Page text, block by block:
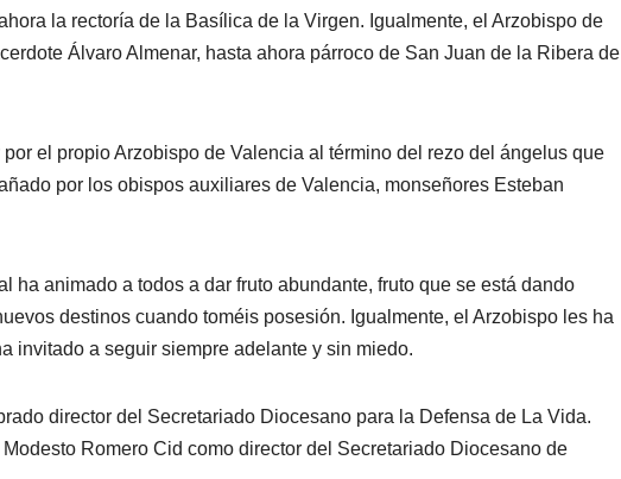
la rectoría de la Basílica de la Virgen. Igualmente, el Arzobispo de
Álvaro Almenar, hasta ahora párroco de San Juan de la Ribera de
el propio Arzobispo de Valencia al término del rezo del ángelus que
por los obispos auxiliares de Valencia, monseñores Esteban
animado a todos a dar fruto abundante, fruto que se está dando
destinos cuando toméis posesión. Igualmente, el Arzobispo les ha
a seguir siempre adelante y sin miedo.
director del Secretariado Diocesano para la Defensa de La Vida.
Romero Cid como director del Secretariado Diocesano de